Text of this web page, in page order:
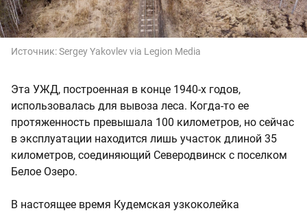
Источник:Sergey Yakovlev via Legion Media
Эта УЖД, построенная в конце 1940-х годов,
использовалась для вывоза леса. Когда-то ее
протяженность превышала 100 километров, но сейчас
в эксплуатации находится лишь участок длиной 35
километров, соединяющий Северодвинск с поселком
Белое Озеро.
В настоящее время Кудемская узкоколейка